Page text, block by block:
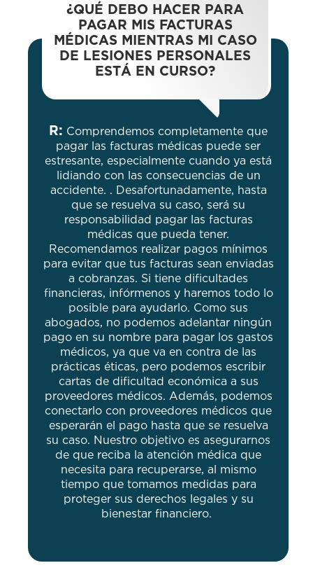
¿QUÉ DEBO HACER PARA
PAGAR MIS FACTURAS
MÉDICAS MIENTRAS MI CASO
DE LESIONES PERSONALES
ESTÁ EN CURSO?
R: Comprendemos completamente que
pagar las facturas médicas puede ser
estresante, especialmente cuando ya está
lidiando con las consecuencias de un
accidente. . Desafortunadamente, hasta
que se resuelva su caso, será su
responsabilidad pagar las facturas
médicas que pueda tener.
Recomendamos realizar pagos mínimos
para evitar que tus facturas sean enviadas
a cobranzas. Si tiene dificultades
financieras, infórmenos y haremos todo lo
posible para ayudarlo. Como sus
abogados, no podemos adelantar ningún
pago en su nombre para pagar los gastos
médicos, ya que va en contra de las
prácticas éticas, pero podemos escribir
cartas de dificultad económica a sus
proveedores médicos. Además, podemos
conectarlo con proveedores médicos que
esperarán el pago hasta que se resuelva
su caso. Nuestro objetivo es asegurarnos
de que reciba la atención médica que
necesita para recuperarse, al mismo
tiempo que tomamos medidas para
proteger sus derechos legales y su
bienestar financiero.